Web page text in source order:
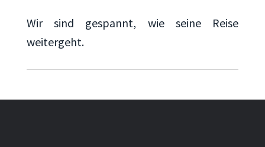
Wir sind gespannt, wie seine Reise
weitergeht.